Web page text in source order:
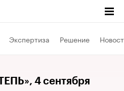
Экспертиза Решение
, 4 сентября